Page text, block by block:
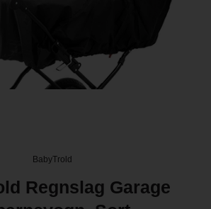
BabyTrold
Regnslag Garage